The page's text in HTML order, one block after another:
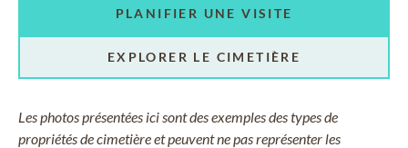
PLANIFIER UNE VISITE
EXPLORER LE CIMETIÈRE
Les photos présentées ici sont des exemples des types de
propriétés de cimetière et peuvent ne pas représenter les